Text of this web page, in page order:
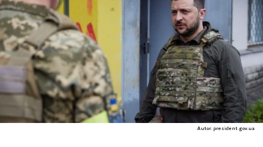
Autor. president.gov.ua